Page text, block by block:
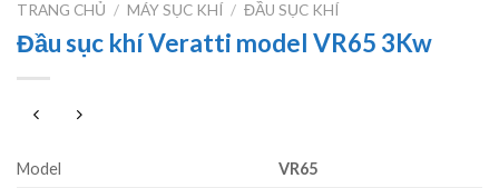
TRANG CHỦ / MÁY SỤC KHÍ / ĐẦU SỤC KHÍ
Đầu sục khí Veratti model VR65 3Kw
Model
VR65